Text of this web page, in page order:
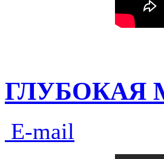
ГЛУБОКАЯ
E-mail